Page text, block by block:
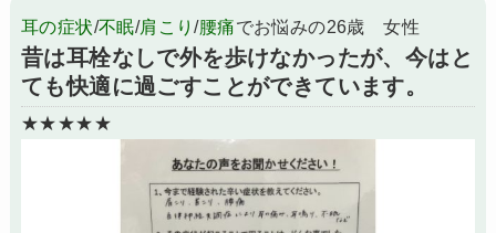
耳の症状/不眠/肩こり/腰痛でお悩みの26歳 女性
昔は耳栓なしで外を歩けなかったが、今はと
ても快適に過ごすことができています。
★★★★★